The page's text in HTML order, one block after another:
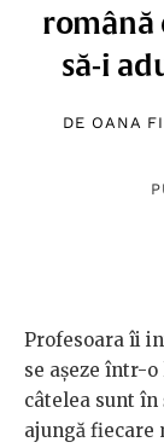
română
să-i
DE OANA
Profesoara îi
se așeze într-
câtelea sunt în
ajungă fiecare